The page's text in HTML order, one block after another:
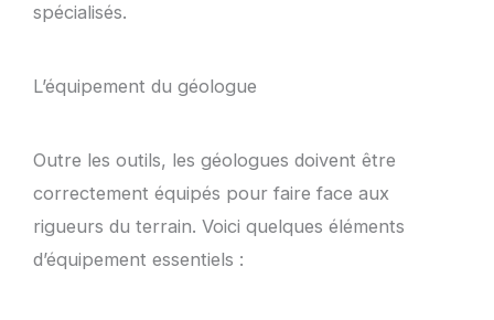
spécialisés.
L’équipement du géologue
Outre les outils, les géologues doivent être
correctement équipés pour faire face aux
rigueurs du terrain. Voici quelques éléments
d’équipement essentiels :